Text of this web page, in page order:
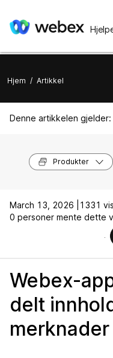
Hjem / Artikkel
Denne artikkelen gjelder:
Produkter
March 13, 2026 |
1331
0 personer mente dette
Webex-
delt
merknader